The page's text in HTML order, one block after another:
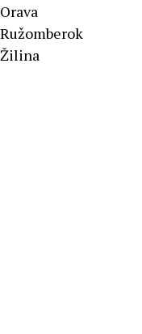
Orava
Ružomberok
Žilina